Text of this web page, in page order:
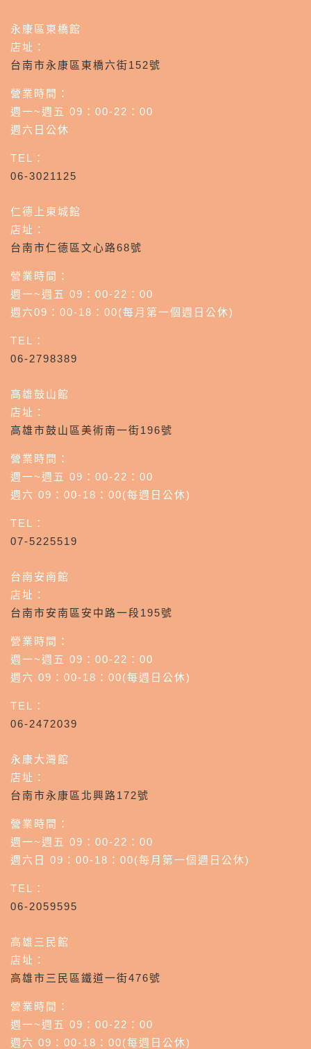
永康區東橋館
店址：
台南市永康區東橋六街152號
營業時間：
週一~週五 09：00-22：00
週六日公休
TEL：
06-3021125
仁德上東城館
店址：
台南市仁德區文心路68號
營業時間：
週一~週五 09：00-22：00
週六09：00-18：00(每月第一個週日公休)
TEL：
06-2798389
高雄鼓山館
店址：
高雄市鼓山區美術南一街196號
營業時間：
週一~週五 09：00-22：00
週六 09：00-18：00(每週日公休)
TEL：
07-5225519
台南安南館
店址：
台南市安南區安中路一段195號
營業時間：
週一~週五 09：00-22：00
週六 09：00-18：00(每週日公休)
TEL：
06-2472039
永康大灣館
店址：
台南市永康區北興路172號
營業時間：
週一~週五 09：00-22：00
週六日 09：00-18：00(每月第一個週日公休)
TEL：
06-2059595
高雄三民館
店址：
高雄市三民區鐵道一街476號
營業時間：
週一~週五 09：00-22：00
週六 09：00-18：00(每週日公休)